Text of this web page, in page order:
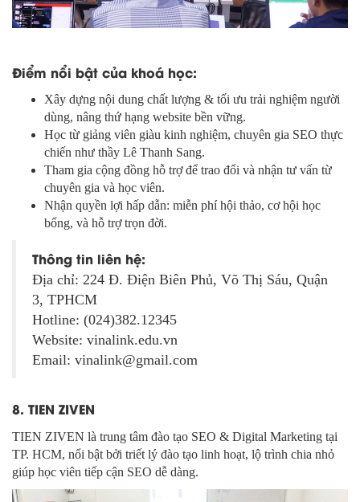
Điểm nổi bật của khoá học:
Xây dựng nội dung chất lượng & tối ưu trải nghiệm người
dùng, nâng thứ hạng website bền vững.
Học từ giảng viên giàu kinh nghiệm, chuyên gia SEO thực
chiến như thầy Lê Thanh Sang.
Tham gia cộng đồng hỗ trợ để trao đổi và nhận tư vấn từ
chuyên gia và học viên.
Nhận quyền lợi hấp dẫn: miễn phí hội thảo, cơ hội học
bổng, và hỗ trợ trọn đời.
Thông tin liên hệ:
Địa chỉ: 224 Đ. Điện Biên Phủ, Võ Thị Sáu, Quận
3, TPHCM
Hotline: (024)382.12345
Website: vinalink.edu.vn
Email: vinalink@gmail.com
8. TIEN ZIVEN
TIEN ZIVEN là trung tâm đào tạo SEO & Digital Marketing tại
TP. HCM, nổi bật bởi triết lý đào tạo linh hoạt, lộ trình chia nhỏ
giúp học viên tiếp cận SEO dễ dàng.